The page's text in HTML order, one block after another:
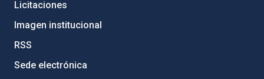
Licitaciones
Imagen institucional
RSS
Sede electrónica